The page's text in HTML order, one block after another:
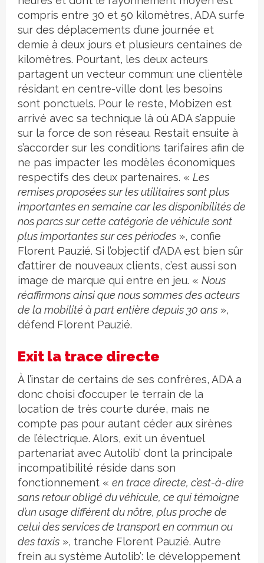
compris entre 30 et 50 kilomètres, ADA surfe
sur des déplacements d’une journée et
demie à deux jours et plusieurs centaines de
kilomètres. Pourtant, les deux acteurs
partagent un vecteur commun: une clientèle
résidant en centre-ville dont les besoins
sont ponctuels. Pour le reste, Mobizen est
arrivé avec sa technique là où ADA s’appuie
sur la force de son réseau. Restait ensuite à
s’accorder sur les conditions tarifaires afin de
ne pas impacter les modèles économiques
respectifs des deux partenaires. « Les
remises proposées sur les utilitaires sont plus
importantes en semaine car les disponibilités de
nos parcs sur cette catégorie de véhicule sont
plus importantes sur ces périodes », confie
Florent Pauzié. Si l’objectif d’ADA est bien sûr
d’attirer de nouveaux clients, c’est aussi son
image de marque qui entre en jeu. « Nous
réaffirmons ainsi que nous sommes des acteurs
de la mobilité à part entière depuis 30 ans »,
défend Florent Pauzié.
Exit la trace directe
À l’instar de certains de ses confrères, ADA a
donc choisi d’occuper le terrain de la
location de très courte durée, mais ne
compte pas pour autant céder aux sirènes
de l’électrique. Alors, exit un éventuel
partenariat avec Autolib’ dont la principale
incompatibilité réside dans son
fonctionnement « en trace directe, c’est-à-dire
sans retour obligé du véhicule, ce qui témoigne
d’un usage différent du nôtre, plus proche de
celui des services de transport en commun ou
des taxis », tranche Florent Pauzié. Autre
frein au système Autolib’: le développement